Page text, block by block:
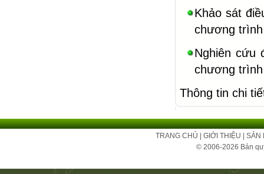
Khảo sát
chương
Nghiên cứu
chương
Thông tin chi
TRANG CHỦ GIỚI THIỆU
SẢN
© 2006-2026 Bản